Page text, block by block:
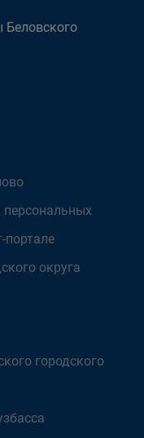
портале
округа
городского